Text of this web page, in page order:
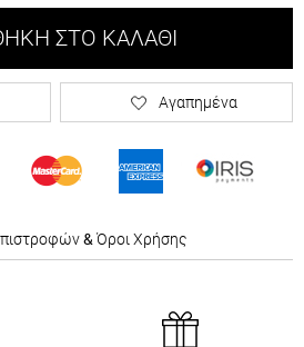
ΣΤΟ ΚΑΛΆΘΙ
Αγαπημένα
& Όροι Χρήσης